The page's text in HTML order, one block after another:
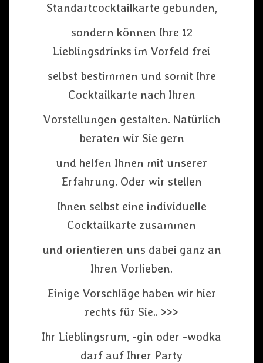
Standartcocktailkarte gebunden,
sondern können Ihre 12
Lieblingsdrinks im Vorfeld frei
selbst bestimmen und somit Ihre
Cocktailkarte nach Ihren
Vorstellungen gestalten. Natürlich
beraten wir Sie gern
und helfen Ihnen mit unserer
Erfahrung. Oder wir stellen
Ihnen selbst eine individuelle
Cocktailkarte zusammen
und orientieren uns dabei ganz an
Ihren Vorlieben.
Einige Vorschläge haben wir hier
rechts für Sie.. >>>
Ihr Lieblingsrum, -gin oder -wodka
darf auf Ihrer Party